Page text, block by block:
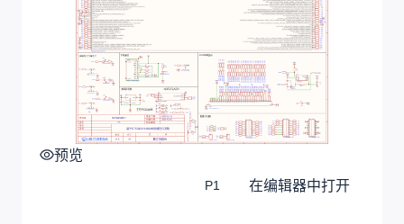
预览
P1 在编辑器中打开